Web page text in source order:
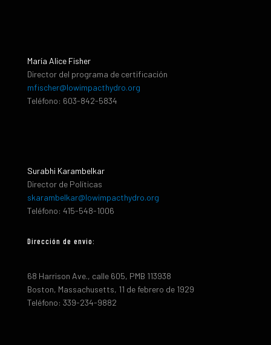
María Alice Fisher
Director del programa de certificación
mfischer@lowimpacthydro.org
Teléfono: 603-842-5834
Surabhi Karambelkar
Director de Políticas
skarambelkar@lowimpacthydro.org
Teléfono: 415-548-1006
Dirección de envio:
68 Harrison Ave., calle 605, PMB 113938
Boston, Massachusetts, 11 de febrero de 1929
Teléfono: 339-234-9882